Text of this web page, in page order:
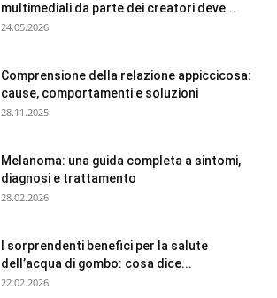
multimediali da parte dei creatori deve...
24.05.2026
Comprensione della relazione appiccicosa:
cause, comportamenti e soluzioni
28.11.2025
Melanoma: una guida completa a sintomi,
diagnosi e trattamento
28.02.2026
I sorprendenti benefici per la salute
dell’acqua di gombo: cosa dice...
22.02.2026